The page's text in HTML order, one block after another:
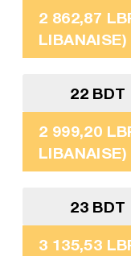
2 862,87
LIBANAISE)
22 BDT
2 999,20
LIBANAISE)
23 BDT
3 135,53